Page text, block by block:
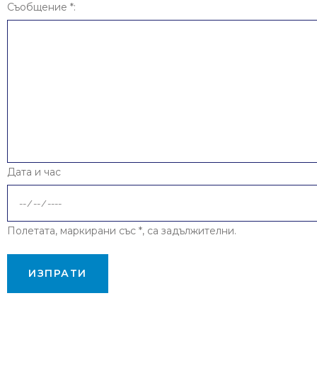
Съобщение *:
Дата и час
Полетата, маркирани със *, са задължителни.